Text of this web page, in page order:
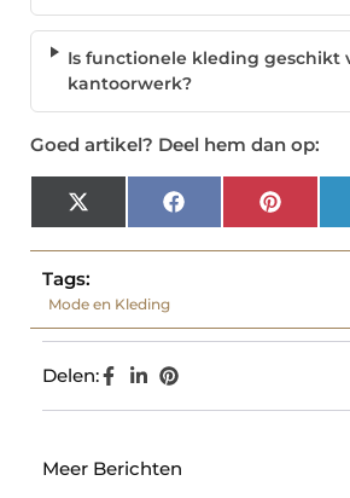
Is functionele kleding geschikt
kantoorwerk?
Goed artikel? Deel hem dan op:
X
(Twitter)
Facebook
Tags:
Mode en Kleding
Delen:
Meer Berichten